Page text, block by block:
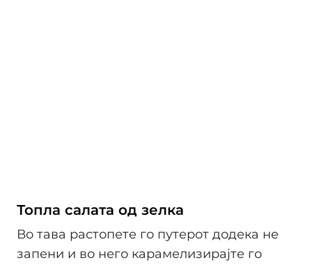
Топла салата од зелка
Во тава растопете го путерот додека не
запени и во него карамелизирајте го